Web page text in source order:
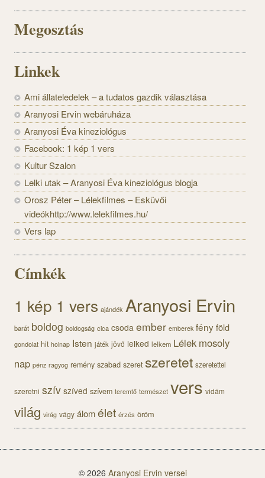
Megosztás
Linkek
Ami állateledelek – a tudatos gazdik választása
Aranyosi Ervin webáruháza
Aranyosi Éva kineziológus
Facebook: 1 kép 1 vers
Kultur Szalon
Lelki utak – Aranyosi Éva kineziológus blogja
Orosz Péter – Lélekfilmes – Esküvői
videókhttp://www.lelekfilmes.hu/
Vers lap
Címkék
1 kép 1 vers ajándék Aranyosi Ervin
barát boldog boldogság cica csoda ember emberek fényföld
gondolat hit holnap Isten játék jövő lelked lelkem Lélek mosoly
nap pénz ragyog remény szabad szeret szeretet szeretettel
szeretni szív szíved szívem teremtő természet vers vidám
világ virág vágy álomélet érzés öröm
© 2026 Aranyosi Ervin versei